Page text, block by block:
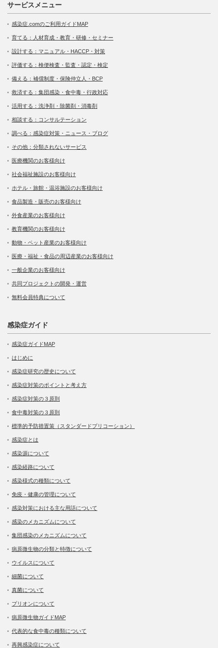
サービスメニュー
感染症.comのご利用ガイドMAP
育てる：人材育成・教育・研修・セミナー
設計する：マニュアル・HACCP・対策
評価する：検便検査・監査・認定・検定
備える：補償制度・保険仲立人・BCP
救済する：集団感染・食中毒・行政対応
活用する：洗浄剤・除菌剤・消毒剤
相談する：コンサルテーション
調べる：感染症対策・ニュース・ブログ
その他：分類されないサービス
医療機関のお客様向け
社会福祉施設のお客様向け
ホテル・旅館・温浴施設のお客様向け
食品製造・販売のお客様向け
外食産業のお客様向け
教育機関のお客様向け
動物・ペット産業のお客様向け
医療・福祉・食品の周辺産業のお客様向け
一般企業のお客様向け
共同プロジェクトの開発・運営
無料会員特典について
感染症ガイド
感染症ガイドMAP
はじめに
感染症研究の歴史について
感染症対策のポイントと考え方
感染症対策の３原則
食中毒対策の３原則
標準的予防措置策（スタンダードプリコーション）
感染症とは
感染源について
感染経路について
感染様式の種類について
免疫・健康の管理について
感染対策における主な用語について
感染のメカニズムについて
集団感染のメカニズムについて
病原微生物の分類と特徴について
ウイルスについて
細菌について
真菌について
プリオンについて
病原微生物ガイドMAP
代表的な食中毒の種類について
再興感染症について